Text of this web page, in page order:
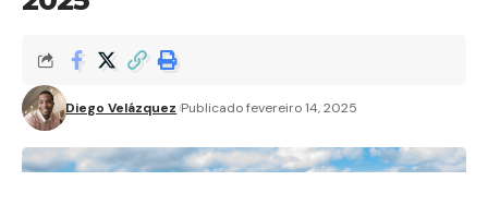
Diego Velázquez Publicado fevereiro 14, 2025